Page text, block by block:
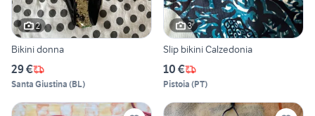
2
Bikini donna
29 €
Santa Giustina (BL)
3
Slip bikini Calzedonia
10 €
Pistoia (PT)